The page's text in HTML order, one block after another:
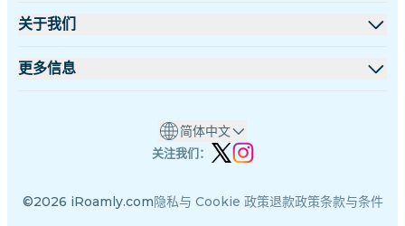
法国
印度
批发平台
关于我们
关于 iRoamly
更多信息
专家团队
©2026 iRoamly.com隐私与 Cookie 政策退款政策条款与条件
简体中文
关注我们：